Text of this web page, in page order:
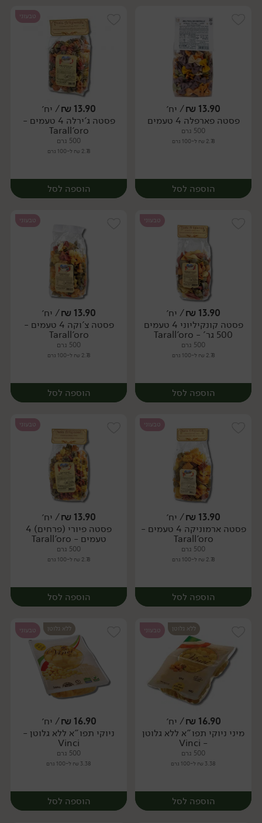
יח׳ יח׳
13.90
₪/ יח׳
פסטה פארפלה 4 טעמים
500 גרם
2.78 ₪ ל-100 גרם
הוספה לסל
יח׳
טבעוני
13.90
₪/ יח׳
פסטה ג'ירלה 4 טעמים -
Tarall'oro
500 גרם
2.78 ₪ ל-100 גרם
הוספה לסל
יח׳
טבעוני
13.90
₪/ יח׳
פסטה קונקיליוני 4 טעמים
500 גר' - Tarall'oro
500 גרם
2.78 ₪ ל-100 גרם
הוספה לסל
יח׳
טבעוני
13.90
₪/ יח׳
פסטה צ'וקה 4 טעמים -
Tarall'oro
500 גרם
2.78 ₪ ל-100 גרם
הוספה לסל
יח׳
טבעוני
13.90
₪/ יח׳
פסטה ארמוניקה 4 טעמים -
Tarall'oro
500 גרם
2.78 ₪ ל-100 גרם
הוספה לסל
יח׳
טבעוני
13.90
₪/ יח׳
פסטה פיורי (פרחים) 4
טעמים - Tarall'oro
500 גרם
2.78 ₪ ל-100 גרם
הוספה לסל
יח׳
ללא גלוטן טבעוני
16.90
₪/ יח׳
מיני ניוקי תפו"א ללא גלוטן
- Vinci
500 גרם
3.38 ₪ ל-100 גרם
הוספה לסל
ללא גלוטן טבעוני
16.90
₪/ יח׳
ניוקי תפו"א ללא גלוטן -
Vinci
500 גרם
3.38 ₪ ל-100 גרם
הוספה לסל